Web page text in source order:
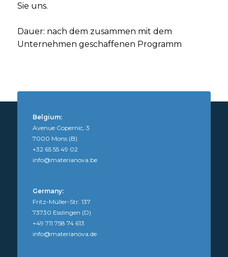
Sie uns.
Dauer: nach dem zusammen mit dem
Unternehmen geschaffenen Programm
Belgium:
Avenue Copernic, 3
7000 Mons (B)
+32 65 55 49 02
info@materianova.be
Germany:
Fritz-Müller-Str. 137
73730 Esslingen (D)
+49 711 758 74 613
info@materianova.de